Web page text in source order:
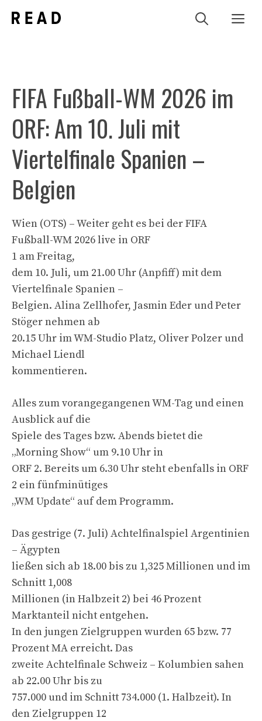
Inhalt
FIFA Fußball-WM 2026 im
ORF: Am 10. Juli mit
Viertelfinale Spanien –
Belgien
Wien (OTS) – Weiter geht es bei der FIFA
Fußball-WM 2026 live in ORF
1 am Freitag,
dem 10. Juli, um 21.00 Uhr (Anpfiff) mit dem
Viertelfinale Spanien –
Belgien. Alina Zellhofer, Jasmin Eder und Peter
Stöger nehmen ab
20.15 Uhr im WM-Studio Platz, Oliver Polzer und
Michael Liendl
kommentieren.
Alles zum vorangegangenen WM-Tag und einen
Ausblick auf die
Spiele des Tages bzw. Abends bietet die
„Morning Show“ um 9.10 Uhr in
ORF 2. Bereits um 6.30 Uhr steht ebenfalls in ORF
2 ein fünfminütiges
„WM Update“ auf dem Programm.
Das gestrige (7. Juli) Achtelfinalspiel Argentinien
– Ägypten
ließen sich ab 18.00 bis zu 1,325 Millionen und im
Schnitt 1,008
Millionen (in Halbzeit 2) bei 46 Prozent
Marktanteil nicht entgehen.
In den jungen Zielgruppen wurden 65 bzw. 77
Prozent MA erreicht. Das
zweite Achtelfinale Schweiz – Kolumbien sahen
ab 22.00 Uhr bis zu
757.000 und im Schnitt 734.000 (1. Halbzeit). In
den Zielgruppen 12